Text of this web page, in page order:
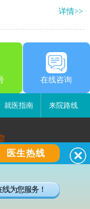
详情>>
在线咨询
就医指南 来院路线
医生热线
为您服务！